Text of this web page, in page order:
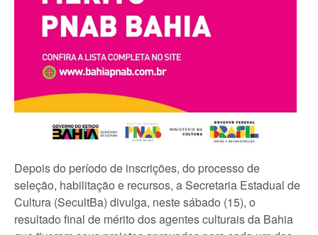
Depois do período de inscrições, do processo de
seleção, habilitação e recursos, a Secretaria Estadual de
Cultura (SecultBa) divulga, neste sábado (15), o
resultado final de mérito dos agentes culturais da Bahia